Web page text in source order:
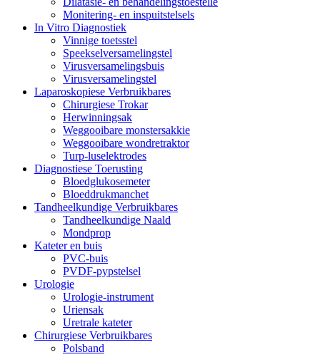
Monitering- en inspuitstelsels
In Vitro Diagnostiek
Vinnige toetsstel
Speekselversamelingstel
Virusversamelingsbuis
Virusversamelingstel
Laparoskopiese Verbruikbares
Chirurgiese Trokar
Herwinningsak
Weggooibare monstersakkie
Weggooibare wondretraktor
Turp-luselektrodes
Diagnostiese Toerusting
Bloedglukosemeter
Bloeddrukmanchet
Tandheelkundige Verbruikbares
Tandheelkundige Naald
Mondprop
Kateter en buis
PVC-buis
PVDF-pypstelsel
Urologie
Urologie-instrument
Uriensak
Uretrale kateter
Chirurgiese Verbruikbares
Polsband